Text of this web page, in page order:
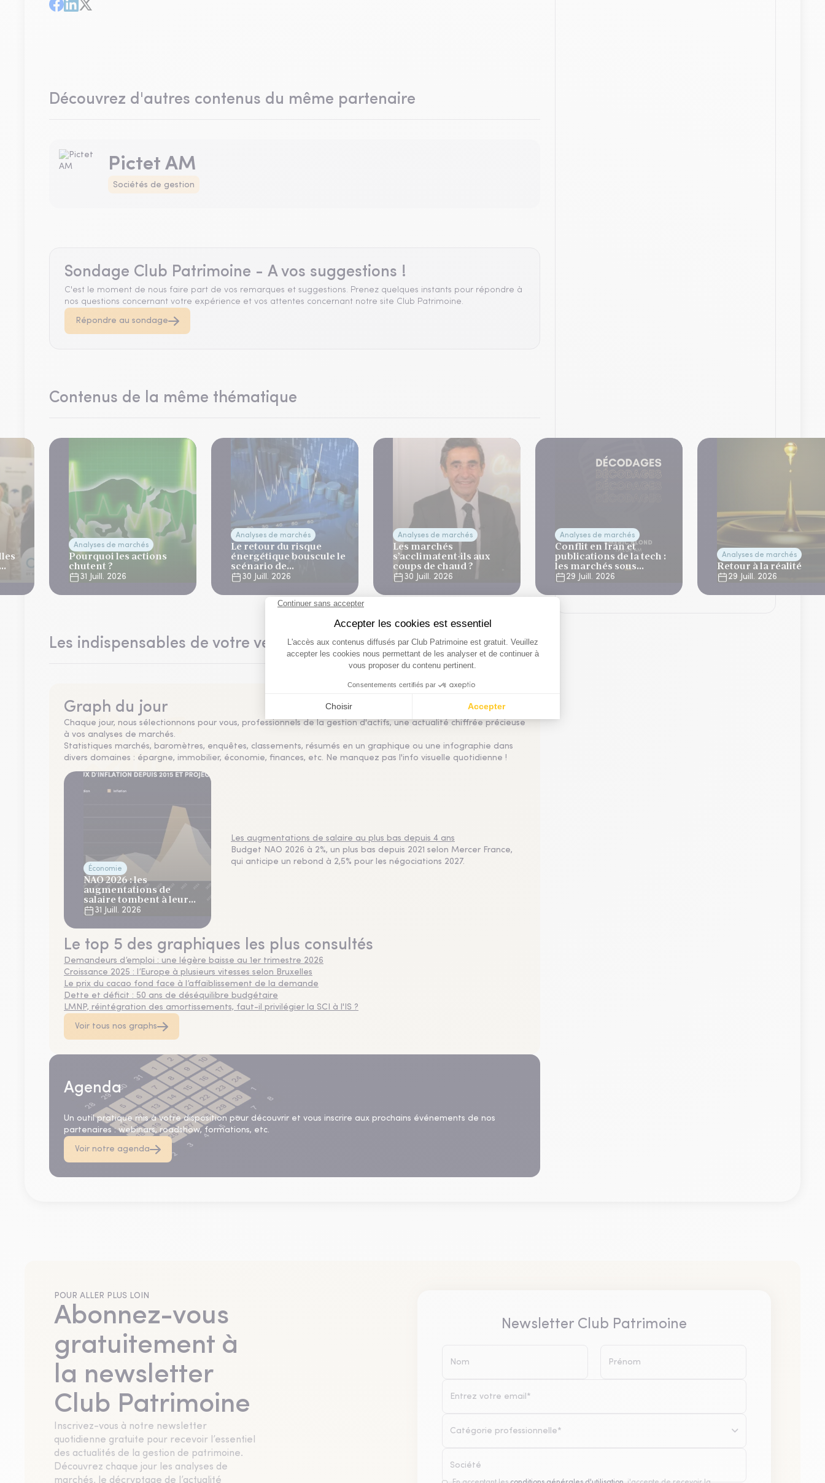
Découvrez d'autres contenus du même partenaire
Pictet AM
Sociétés de gestion
Sondage Club Patrimoine - A vos suggestions !
C'est le moment de nous faire part de vos remarques et suggestions. Prenez quelques instants pour répondre à
nos questions concernant votre expérience et vos attentes concernant notre site Club Patrimoine.
Répondre au sondage
Contenus de la même thématique
Analyses de marchés
Pourquoi les actions
chutent ?
31 Juill. 2026
Analyses de marchés
Le retour du risque
énergétique bouscule le
scénario de
normalisation
30 Juill. 2026
Analyses de marchés
Les marchés
s’acclimatent-ils aux
coups de chaud ?
30 Juill. 2026
Analyses de marchés
Conflit en Iran et
publications de la tech :
les marchés sous
tension
29 Juill. 2026
Analyses de marchés
Retour à la réalité
29 Juill. 2026
Les indispensables de votre veille professionnelle
Graph du jour
Chaque jour, nous sélectionnons pour vous, professionnels de la gestion d'actifs, une actualité chiffrée précieuse
à vos analyses de marchés.
Statistiques marchés, baromètres, enquêtes, classements, résumés en un graphique ou une infographie dans
divers domaines : épargne, immobilier, économie, finances, etc. Ne manquez pas l'info visuelle quotidienne !
Économie
NAO 2026 : les
augmentations de
salaire tombent à leur
plus bas niveau depuis 4
ans
31 Juill. 2026
Les augmentations de salaire au plus bas depuis 4 ans
Budget NAO 2026 à 2%, un plus bas depuis 2021 selon Mercer France,
qui anticipe un rebond à 2,5% pour les négociations 2027.
Le top 5 des graphiques les plus consultés
Demandeurs d’emploi : une légère baisse au 1er trimestre 2026
Croissance 2025 : l’Europe à plusieurs vitesses selon Bruxelles
Le prix du cacao fond face à l’affaiblissement de la demande
Dette et déficit : 50 ans de déséquilibre budgétaire
LMNP, réintégration des amortissements, faut-il privilégier la SCI à l'IS ?
Voir tous nos graphs
Agenda
Un outil pratique mis à votre disposition pour découvrir et vous inscrire aux prochains événements de nos
partenaires : webinars, roadshow, formations, etc.
Voir notre agenda
POUR ALLER PLUS LOIN
Abonnez-vous
gratuitement à
la newsletter
Club Patrimoine
Inscrivez-vous à notre newsletter
quotidienne gratuite pour recevoir l’essentiel
des actualités de la gestion de patrimoine.
Découvrez chaque jour les analyses de
marchés, le décryptage de l’actualité
Newsletter Club Patrimoine
Catégorie professionnelle*